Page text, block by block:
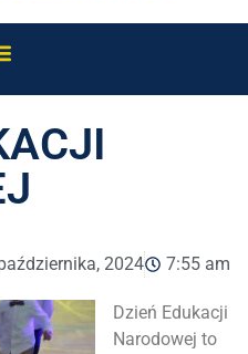
2024 7:55 am
Dzień Edukacji
Narodowej to